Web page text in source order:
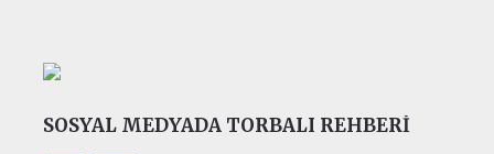
SOSYAL MEDYADA TORBALI REHBERI